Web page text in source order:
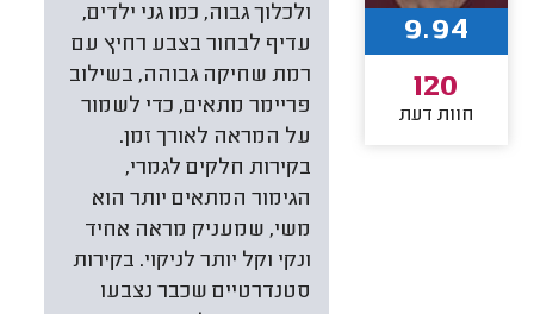
ולכלוך גבוה, כמו גני ילדים,
עדיף לבחור בצבע רחיץ עם
רמת שחיקה גבוהה, בשילוב
פריימר מתאים, כדי לשמור
על המראה לאורך זמן.
בקירות חלקים לגמרי,
הגימור המתאים יותר הוא
משי, שמעניק מראה אחיד
ונקי וקל יותר לניקוי. בקירות
סטנדרטיים שכבר נצבעו
9.94
120
חוות דעת